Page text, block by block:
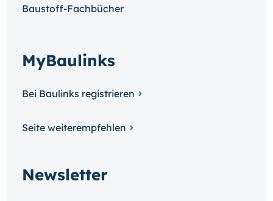
Baustoff-Fachbücher
MyBaulinks
Bei Baulinks registrieren
Seite weiterempfehlen
Newsletter